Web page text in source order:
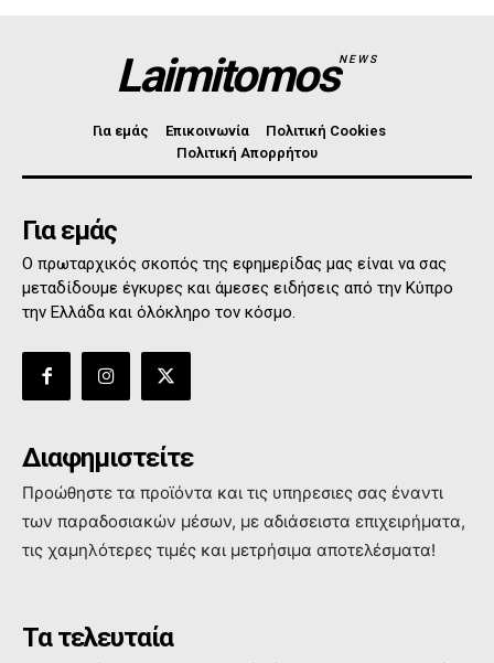
LaimitomosNEWS
Για εμάς Επικοινωνία
Πολιτική Cookies
Πολιτική Απορρήτου
Για εμάς
Ο πρωταρχικός σκοπός της εφημερίδας μας είναι να σας
μεταδίδουμε έγκυρες και άμεσες ειδήσεις από την Κύπρο
την Ελλάδα και όλόκληρο τον κόσμο.
Διαφημιστείτε
Προώθηστε τα προϊόντα και τις υπηρεσιες σας έναντι
των παραδοσιακών μέσων, με αδιάσειστα επιχειρήματα,
τις χαμηλότερες τιμές και μετρήσιμα αποτελέσματα!
Τα τελευταία